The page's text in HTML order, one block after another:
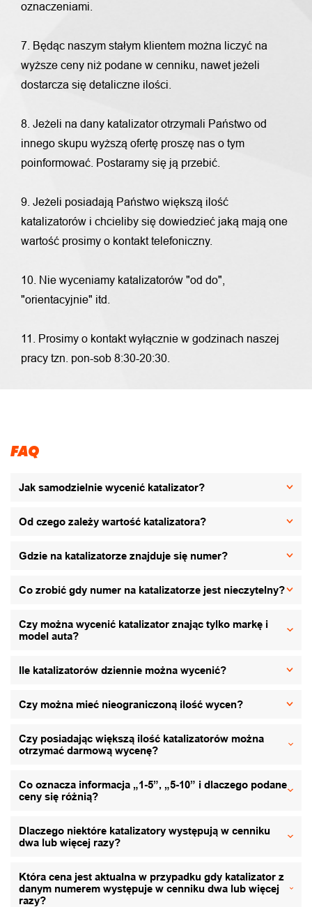
oznaczeniami.
7. Będąc naszym stałym klientem można liczyć na
wyższe ceny niż podane w cenniku, nawet jeżeli
dostarcza się detaliczne ilości.
8. Jeżeli na dany katalizator otrzymali Państwo od
innego skupu wyższą ofertę proszę nas o tym
poinformować. Postaramy się ją przebić.
9. Jeżeli posiadają Państwo większą ilość
katalizatorów i chcieliby się dowiedzieć jaką mają one
wartość prosimy o kontakt telefoniczny.
10. Nie wyceniamy katalizatorów "od do",
"orientacyjnie" itd.
11. Prosimy o kontakt wyłącznie w godzinach naszej
pracy tzn. pon-sob 8:30-20:30.
FAQ
Jak samodzielnie wycenić katalizator?
Od czego zależy wartość katalizatora?
Gdzie na katalizatorze znajduje się numer?
Co zrobić gdy numer na katalizatorze jest nieczytelny?
Czy można wycenić katalizator znając tylko markę i
model auta?
Ile katalizatorów dziennie można wycenić?
Czy można mieć nieograniczoną ilość wycen?
Czy posiadając większą ilość katalizatorów można
otrzymać darmową wycenę?
Co oznacza informacja „1-5”, „5-10” i dlaczego podane
ceny się różnią?
Dlaczego niektóre katalizatory występują w cenniku
dwa lub więcej razy?
Która cena jest aktualna w przypadku gdy katalizator z
danym numerem występuje w cenniku dwa lub więcej
razy?